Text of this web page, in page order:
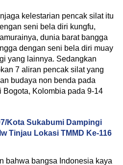
kelestarian pencak silat itu
seni bela diri kungfu,
dunia barat bangga
dengan seni bela diri muay
yang lainnya. Sedangkan
7 aliran pencak silat yang
budaya non benda pada
Kolombia pada 9-14
Kota Sukabumi Dampingi
Tinjau Lokasi TMMD Ke-116
bahwa bangsa Indonesia kaya